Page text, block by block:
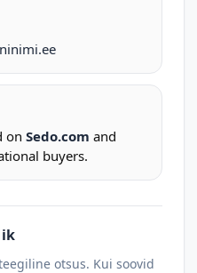
on Sedo.com and
buyers.
otsus. Kui soovid